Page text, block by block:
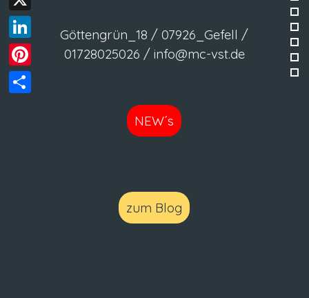
Göttengrün_18 / 07926_Gefell /
01728025026 / info@mc-vst.de
NEW´s
zum Blog
X
LinkedIn
Pinterest